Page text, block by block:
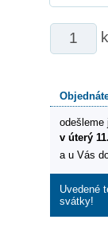
odešleme
v úterý
a u Vás
Uvedené
svátky!